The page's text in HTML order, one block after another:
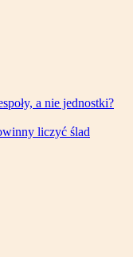
a nie jednostki?
liczyć ślad